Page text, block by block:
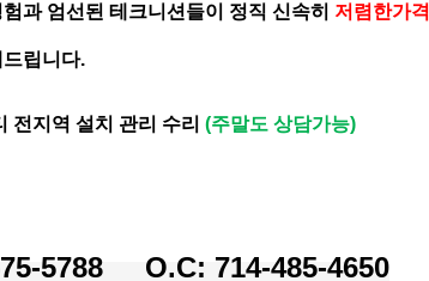
과 엄선된 테크니션들이 정직 신속히 저렴한가격
드립니다.
전지역 설치 관리 수리 (주말도 상담가능)
5788 O.C: 714-485-4650